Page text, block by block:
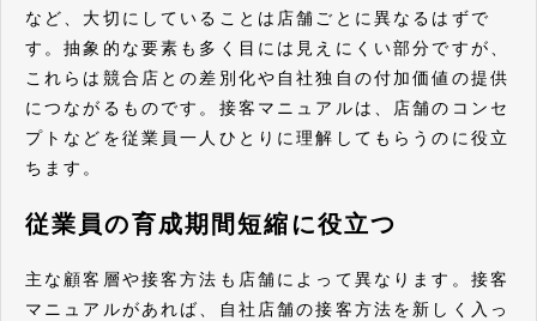
など、大切にしていることは店舗ごとに異なるはずで
す。抽象的な要素も多く目には見えにくい部分ですが、
これらは競合店との差別化や自社独自の付加価値の提供
につながるものです。接客マニュアルは、店舗のコンセ
プトなどを従業員一人ひとりに理解してもらうのに役立
ちます。
従業員の育成期間短縮に役立つ
主な顧客層や接客方法も店舗によって異なります。接客
マニュアルがあれば、自社店舗の接客方法を新しく入っ